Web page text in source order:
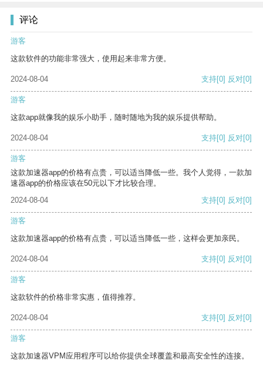
评论
游客
这款软件的功能非常强大，使用起来非常方便。
2024-08-04 支持[0] 反对[0]
游客
这款app就像我的娱乐小助手，随时随地为我的娱乐提供帮助。
2024-08-04 支持[0] 反对[0]
游客
这款加速器app的价格有点贵，可以适当降低一些。我个人觉得，一款加
速器app的价格应该在50元以下才比较合理。
2024-08-04
支持[0] 反对[0]
游客
这款加速器app的价格有点贵，可以适当降低一些，这样会更加亲民。
2024-08-04 支持[0] 反对[0]
游客
这款软件的价格非常实惠，值得推荐。
2024-08-04 支持[0] 反对[0]
游客
这款加速器VPM应用程序可以给你提供全球覆盖和最高安全性的连接。